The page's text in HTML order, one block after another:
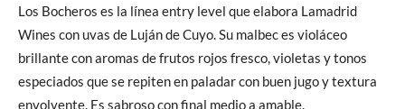
Los Bocheros es la línea entry level que elabora Lamadrid
Wines con uvas de Luján de Cuyo. Su malbec es violáceo
brillante con aromas de frutos rojos fresco, violetas y tonos
especiados que se repiten en paladar con buen jugo y textura
envolvente. Es sabroso con final medio a amable.